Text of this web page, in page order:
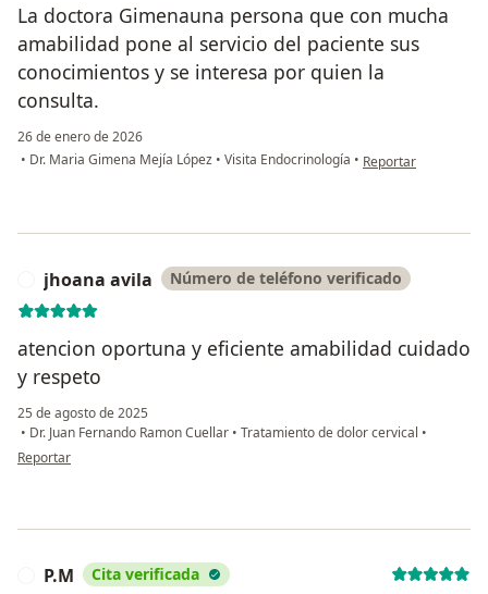
La doctora Gimenauna persona que con mucha
amabilidad pone al servicio del paciente sus
conocimientos y se interesa por quien la
consulta.
26 de enero de 2026
• Dr. Maria Gimena Mejía López • Visita Endocrinología • en opinión del
Reportar
jhoana avila Número de teléfono verificado
atencion oportuna y eficiente amabilidad cuidado
y respeto
25 de agosto de 2025
• Dr. Juan Fernando Ramon Cuellar • Tratamiento de dolor cervical •
en opinión del usuario jhoana avila
Reportar
P.M Cita verificada